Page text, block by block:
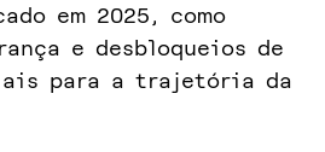
em 2025, como
e desbloqueios de
para a trajetória da